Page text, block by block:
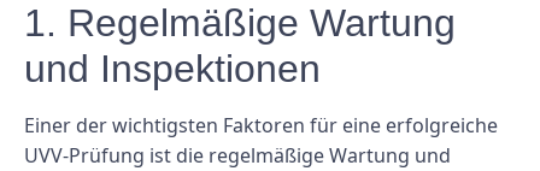
1. Regelmäßige Wartung
und Inspektionen
Einer der wichtigsten Faktoren für eine erfolgreiche
UVV-Prüfung ist die regelmäßige Wartung und